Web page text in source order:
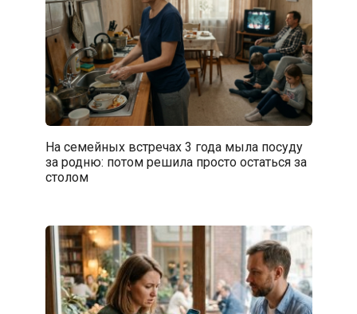
На семейных встречах 3 года мыла посуду
за родню: потом решила просто остаться за
столом